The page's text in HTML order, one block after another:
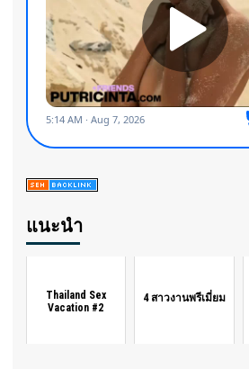
แนะนำ
Thailand Sex
Vacation #2
4 สาวงานพรีเมี่ยม